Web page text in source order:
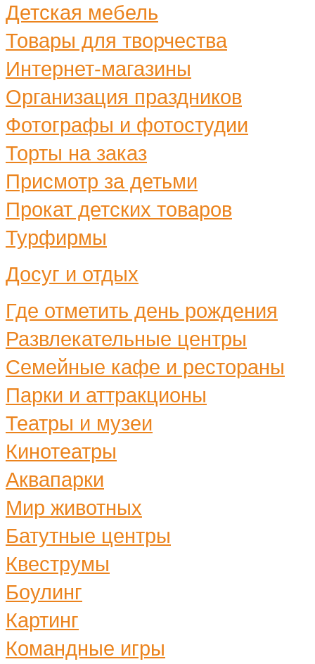
Детская мебель
Товары для творчества
Интернет-магазины
Организация праздников
Фотографы и фотостудии
Торты на заказ
Присмотр за детьми
Прокат детских товаров
Турфирмы
Досуг и отдых
Где отметить день рождения
Развлекательные центры
Семейные кафе и рестораны
Парки и аттракционы
Театры и музеи
Кинотеатры
Аквапарки
Мир животных
Батутные центры
Квеструмы
Боулинг
Картинг
Командные игры